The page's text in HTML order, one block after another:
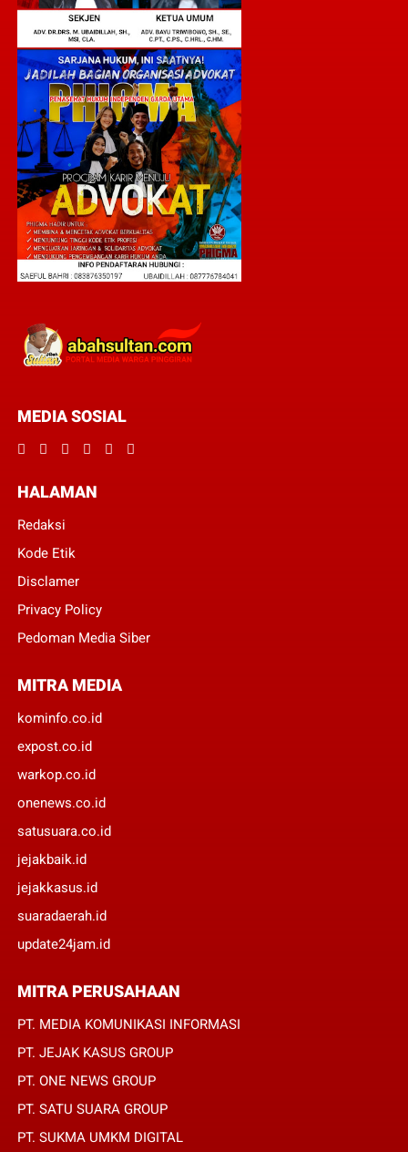
MEDIA SOSIAL
HALAMAN
Redaksi
Kode Etik
Disclamer
Privacy Policy
Pedoman Media Siber
MITRA MEDIA
kominfo.co.id
expost.co.id
warkop.co.id
onenews.co.id
satusuara.co.id
jejakbaik.id
jejakkasus.id
suaradaerah.id
update24jam.id
MITRA PERUSAHAAN
PT. MEDIA KOMUNIKASI INFORMASI
PT. JEJAK KASUS GROUP
PT. ONE NEWS GROUP
PT. SATU SUARA GROUP
PT. SUKMA UMKM DIGITAL